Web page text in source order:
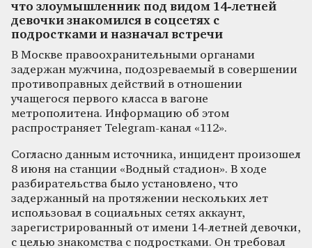
что злоумышленник под видом 14-летней
девочки знакомился в соцсетях с
подростками и назначал встречи
В Москве правоохранительными органами
задержан мужчина, подозреваемый в совершении
противоправных действий в отношении
учащегося первого класса в вагоне
метрополитена. Информацию об этом
распространяет Telegram-канал «112».
Согласно данным источника, инцидент произошел
8 июня на станции «Водный стадион». В ходе
разбирательства было установлено, что
задержанный на протяжении нескольких лет
использовал в социальных сетях аккаунт,
зарегистрированный от имени 14-летней девочки,
с целью знакомства с подростками. Он требовал